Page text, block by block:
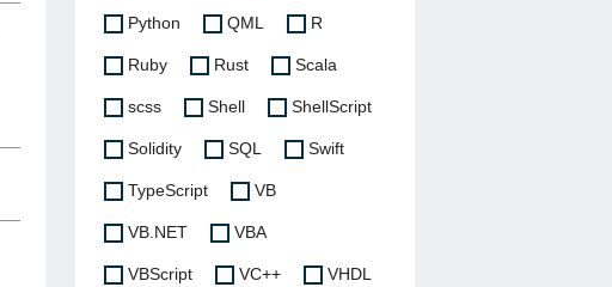
Python QML R
Ruby Rust Scala
scss Shell ShellScript
Solidity SQL Swift
TypeScript VB
VB.NET VBA
VBScript VC++ VHDL